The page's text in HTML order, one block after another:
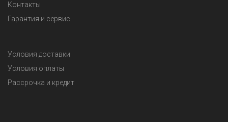
Контакты
Гарантия и сервис
Условия доставки
Условия оплаты
Рассрочка и кредит